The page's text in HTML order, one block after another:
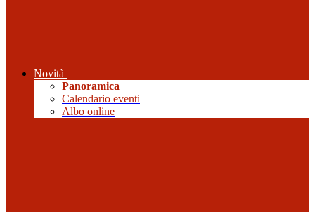
Novità
Panoramica
Calendario eventi
Albo online